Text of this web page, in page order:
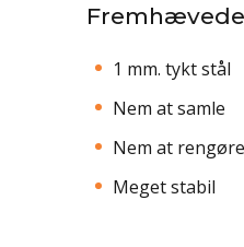
1 mm. tykt stål
Nem at samle
Nem at rengøre
Meget stabil